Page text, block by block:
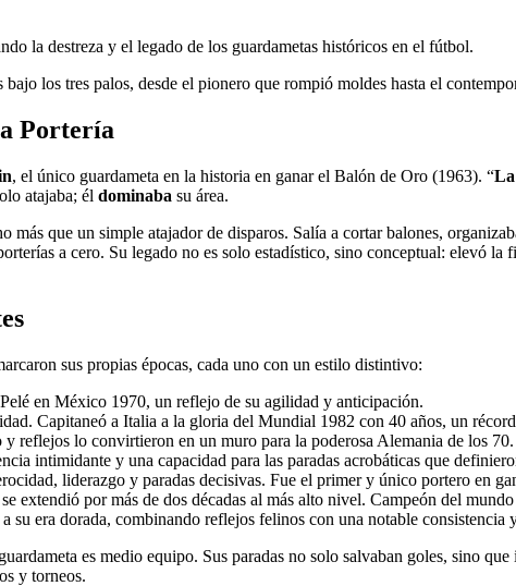
los tres palos, desde el pionero que rompió moldes hasta el
Portería
, el único guardameta en la historia en ganar el Balón de Oro (1963). “
atajaba; él dominaba su área.
que un simple atajador de disparos. Salía a cortar balones,
a cero. Su legado no es solo estadístico, sino conceptual: elevó
sus propias épocas, cada uno con un estilo distintivo:
en México 1970, un reflejo de su agilidad y anticipación.
Capitaneó a Italia a la gloria del Mundial 1982 con 40 años, un
y reflejos lo convirtieron en un muro para la poderosa Alemania de los 70.
intimidante y una capacidad para las paradas acrobáticas que
liderazgo y paradas decisivas. Fue el primer y único portero en
extendió por más de dos décadas al más alto nivel. Campeón del
su era dorada, combinando reflejos felinos con una notable consistencia
es medio equipo. Sus paradas no solo salvaban goles, sino
y torneos.